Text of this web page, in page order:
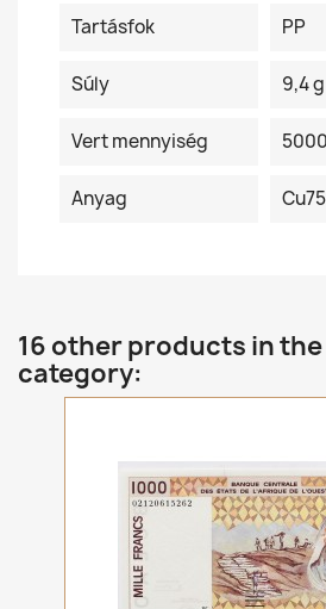
Tartásfok
PP
Súly 9,4 g
Vert mennyiség
Anyag
16 other products in
category: